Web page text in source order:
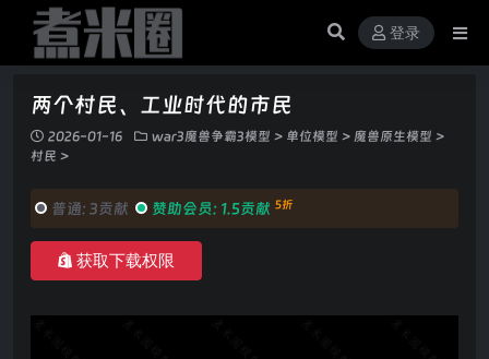
登录
两个村民、工业时代的市民
2026-01-16 war3魔兽争霸3模型 > 单位模型 > 魔兽原生模型 >
村民 >
普通: 3贡献 赞助会员: 1.5贡献 5折
获取下载权限